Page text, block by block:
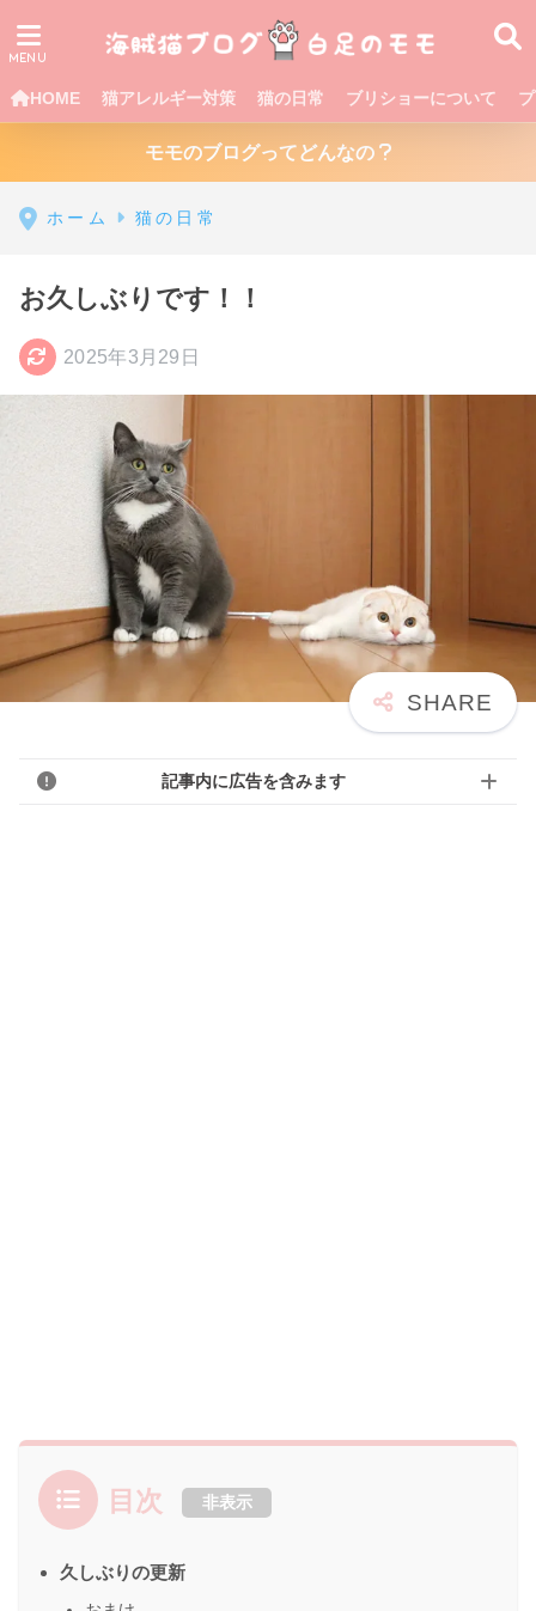
HOME 猫アレルギー対策 猫の日常 ブリショーについて
モモのブログってどんなの
ホーム 猫の日常
お久しぶりです！！
2025年3月29日
記事内に広告を含みます
目次 非表示
久しぶりの更新